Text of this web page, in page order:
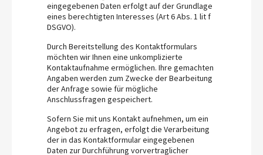
eingegebenen Daten erfolgt auf der Grundlage
eines berechtigten Interesses (Art 6 Abs. 1 lit f
DSGVO).
Durch Bereitstellung des Kontaktformulars
möchten wir Ihnen eine unkomplizierte
Kontaktaufnahme ermöglichen. Ihre gemachten
Angaben werden zum Zwecke der Bearbeitung
der Anfrage sowie für mögliche
Anschlussfragen gespeichert.
Sofern Sie mit uns Kontakt aufnehmen, um ein
Angebot zu erfragen, erfolgt die Verarbeitung
der in das Kontaktformular eingegebenen
Daten zur Durchführung vorvertraglicher